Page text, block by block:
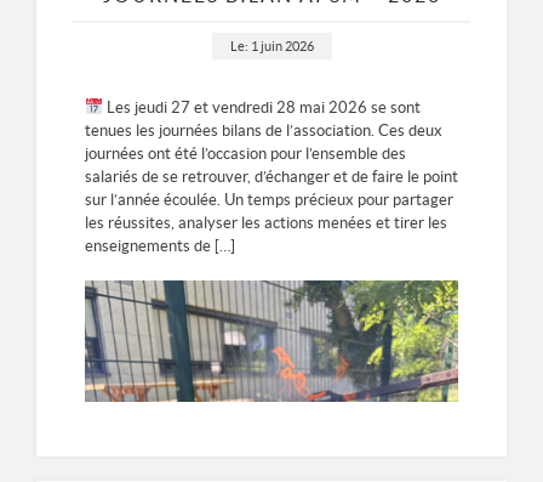
Le: 1 juin 2026
Les jeudi 27 et vendredi 28 mai 2026 se sont
tenues les journées bilans de l’association. Ces deux
journées ont été l’occasion pour l’ensemble des
salariés de se retrouver, d’échanger et de faire le point
sur l’année écoulée. Un temps précieux pour partager
les réussites, analyser les actions menées et tirer les
enseignements de […]